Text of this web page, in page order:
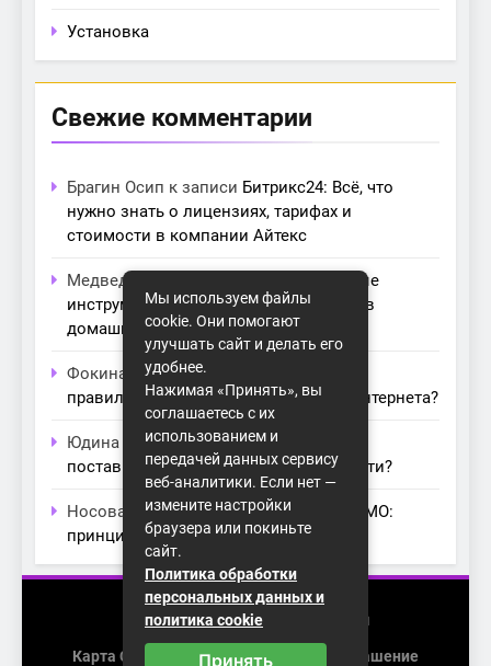
Установка
Свежие комментарии
Брагин Осип к записи Битрикс24: Всё, что
нужно знать о лицензиях, тарифах и
стоимости в компании Айтекс
Медведева Амалия
Основные
инструменты для создания серверов в
домашних условиях
Фокина Невак записи
правильный модем для домашнего интернета?
Юдина Ивонак записиПроблемы с
поставщиками интернета: как их обойти?
Носова Агатак записиТехнология MIMO:
принципы работы и её преимущества
2026 (с) https://homenet-spb.ru
Карта Сайта Пользовательское Соглашение
Мы используем файлы
cookie. Они помогают
улучшать сайт и делать его
удобнее.
Нажимая «Принять», вы
соглашаетесь с их
использованием и
передачей данных сервису
веб-аналитики. Если нет —
измените настройки
браузера или покиньте
сайт.
Политика обработки
персональных данных и
политика cookie
Принять